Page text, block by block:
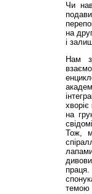
Чи
на
і
Нам
на
Тож,
темою